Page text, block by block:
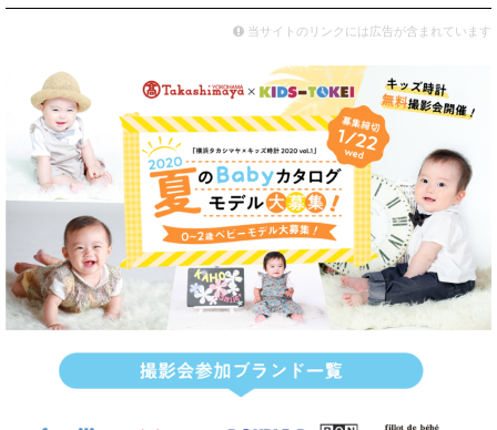
当サイトのリンクには広告が含まれています